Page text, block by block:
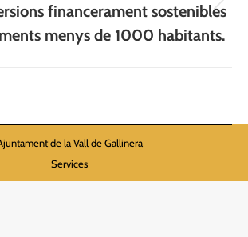
Next
post:
financerament sostenibles
menys de 1000 habitants.
de la Vall de Gallinera
Services